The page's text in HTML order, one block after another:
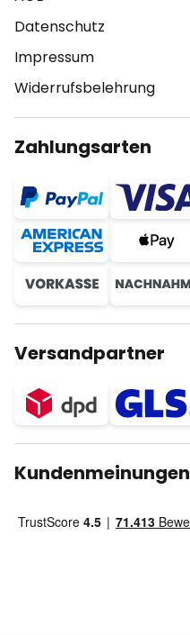
Datenschutz
Impressum
Widerrufsbelehrung
Zahlungsarten
Versandpartner
Kundenmeinungen